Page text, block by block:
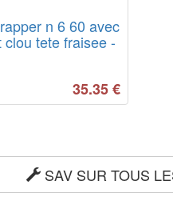
n 6 60 avec
tete fraisee -
35.35€
SAV SUR TOUS